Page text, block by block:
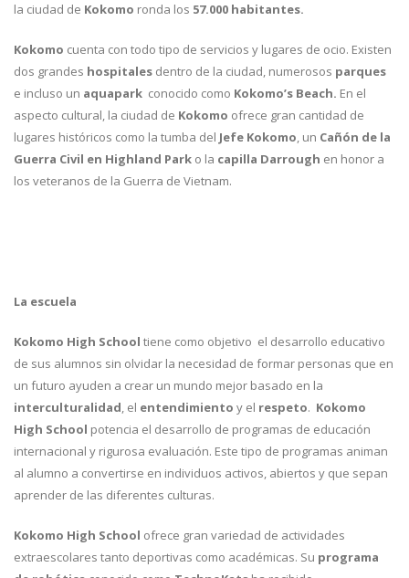
la ciudad de Kokomo ronda los 57.000 habitantes.
Kokomo cuenta con todo tipo de servicios y lugares de ocio. Existen
dos grandes hospitales dentro de la ciudad, numerosos parques
e incluso un aquapark conocido como Kokomo’s Beach. En el
aspecto cultural, la ciudad de Kokomo ofrece gran cantidad de
lugares históricos como la tumba del Jefe Kokomo, un Cañón de la
Guerra Civil en Highland Park o la capilla Darrough en honor a
los veteranos de la Guerra de Vietnam.
La escuela
Kokomo High School tiene como objetivo el desarrollo educativo
de sus alumnos sin olvidar la necesidad de formar personas que en
un futuro ayuden a crear un mundo mejor basado en la
interculturalidad, el entendimiento y el respeto. Kokomo
High School potencia el desarrollo de programas de educación
internacional y rigurosa evaluación. Este tipo de programas animan
al alumno a convertirse en individuos activos, abiertos y que sepan
aprender de las diferentes culturas.
Kokomo High School ofrece gran variedad de actividades
extraescolares tanto deportivas como académicas. Su programa